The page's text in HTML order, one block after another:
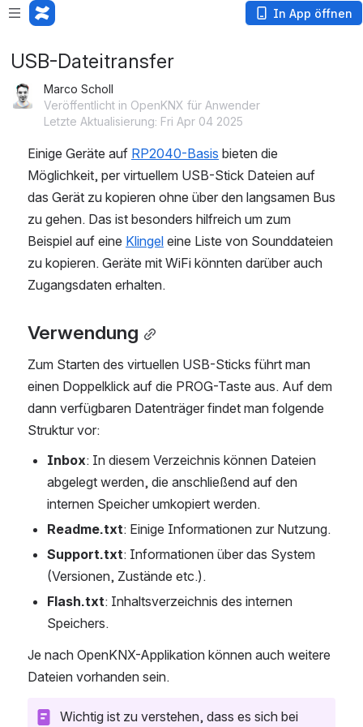
In App öffnen
USB-Dateitransfer
Marco Scholl
Veröffentlicht in OpenKNX für Anwender
Letzte Aktualisierung: Fri Apr 04 2025
Einige Geräte auf RP2040-Basis bieten die
Möglichkeit, per virtuellem USB-Stick Dateien auf
das Gerät zu kopieren ohne über den langsamen Bus
zu gehen. Das ist besonders hilfreich um zum
Beispiel auf eine Klingel eine Liste von Sounddateien
zu kopieren. Geräte mit WiFi könnten darüber auch
Zugangsdaten erhalten.
Verwendung
Zum Starten des virtuellen USB-Sticks führt man
einen Doppelklick auf die PROG-Taste aus. Auf dem
dann verfügbaren Datenträger findet man folgende
Struktur vor:
Inbox: In diesem Verzeichnis können Dateien
abgelegt werden, die anschließend auf den
internen Speicher umkopiert werden.
Readme.txt: Einige Informationen zur Nutzung.
Support.txt: Informationen über das System
(Versionen, Zustände etc.).
Flash.txt: Inhaltsverzeichnis des internen
Speichers.
Je nach OpenKNX-Applikation können auch weitere
Dateien vorhanden sein.
Wichtig ist zu verstehen, dass es sich bei